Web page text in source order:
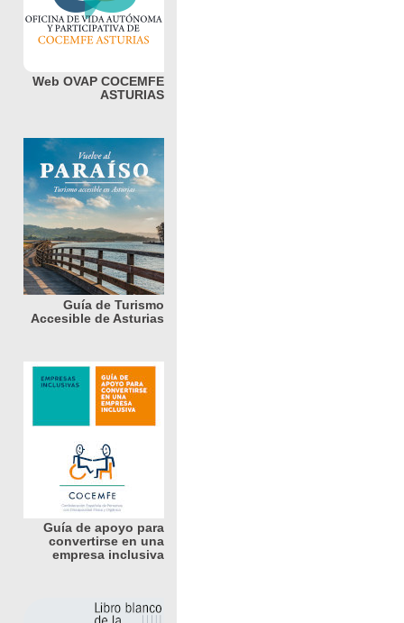
Web OVAP COCEMFE
ASTURIAS
Guía de Turismo
Accesible de Asturias
Guía de apoyo para
convertirse en una
empresa inclusiva